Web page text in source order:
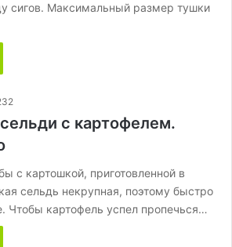
сигов. Максимальный размер тушки
с картофелем.
с картошкой, приготовленной в
сельдь некрупная, поэтому быстро
Чтобы картофель успел пропечься…